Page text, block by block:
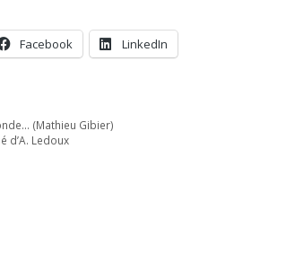
Facebook LinkedIn
(Mathieu Gibier)
d’A. Ledoux